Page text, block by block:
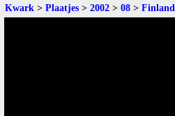
Kwark > Plaatjes > 2002 > 08 > Finland